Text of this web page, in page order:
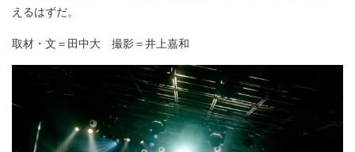
えるはずだ。
取材・文＝田中大 撮影＝井上嘉和